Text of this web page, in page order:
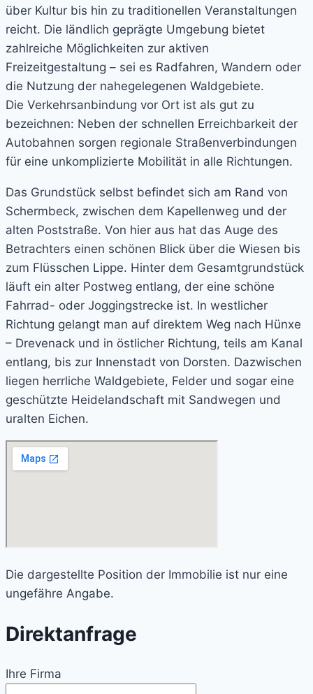
über Kultur bis hin zu traditionellen Veranstaltungen
reicht. Die ländlich geprägte Umgebung bietet
zahlreiche Möglichkeiten zur aktiven
Freizeitgestaltung – sei es Radfahren, Wandern oder
die Nutzung der nahegelegenen Waldgebiete.
Die Verkehrsanbindung vor Ort ist als gut zu
bezeichnen: Neben der schnellen Erreichbarkeit der
Autobahnen sorgen regionale Straßenverbindungen
für eine unkomplizierte Mobilität in alle Richtungen.
Das Grundstück selbst befindet sich am Rand von
Schermbeck, zwischen dem Kapellenweg und der
alten Poststraße. Von hier aus hat das Auge des
Betrachters einen schönen Blick über die Wiesen bis
zum Flüsschen Lippe. Hinter dem Gesamtgrundstück
läuft ein alter Postweg entlang, der eine schöne
Fahrrad- oder Joggingstrecke ist. In westlicher
Richtung gelangt man auf direktem Weg nach Hünxe
– Drevenack und in östlicher Richtung, teils am Kanal
entlang, bis zur Innenstadt von Dorsten. Dazwischen
liegen herrliche Waldgebiete, Felder und sogar eine
geschützte Heidelandschaft mit Sandwegen und
uralten Eichen.
Die dargestellte Position der Immobilie ist nur eine
ungefähre Angabe.
Direktanfrage
Ihre Firma